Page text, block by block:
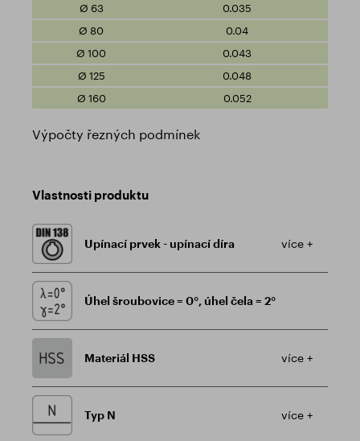
0.035
0.04
0.043
0.048
0.052
Výpočty řezných podmínek
Vlastnosti produktu
Upínací prvek - upínací díra více +
Úhel šroubovice = 0°, úhel čela = 2°
Materiál HSS více +
Typ N více +